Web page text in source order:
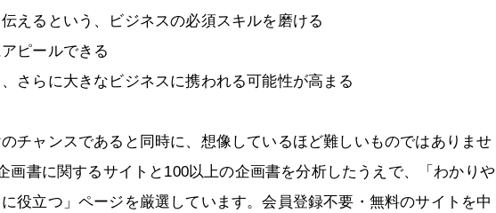
えるという、ビジネスの必須スキルを磨ける
ピールできる
さらに大きなビジネスに携われる可能性が高まる
チャンスであると同時に、想像しているほど難しいものではありませ
画書に関するサイトと100以上の企画書を分析したうえで、「わかりや
役立つ」ページを厳選しています。会員登録不要・無料のサイトを中